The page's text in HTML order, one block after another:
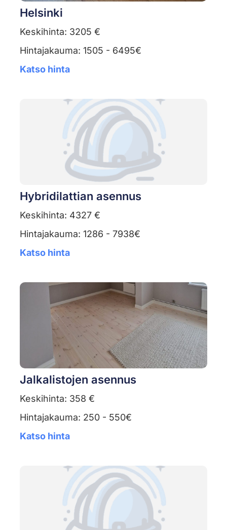
Helsinki
Keskihinta: 3205 €
Hintajakauma: 1505 - 6495€
Katso hinta
Hybridilattian asennus
Keskihinta: 4327 €
Hintajakauma: 1286 - 7938€
Katso hinta
Jalkalistojen asennus
Keskihinta: 358 €
Hintajakauma: 250 - 550€
Katso hinta